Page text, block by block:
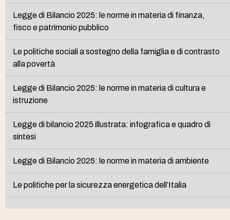
Legge di Bilancio 2025: le norme in materia di finanza,
fisco e patrimonio pubblico
Le politiche sociali a sostegno della famiglia e di contrasto
alla povertà
Legge di Bilancio 2025: le norme in materia di cultura e
istruzione
Legge di bilancio 2025 illustrata: infografica e quadro di
sintesi
Legge di Bilancio 2025: le norme in materia di ambiente
Le politiche per la sicurezza energetica dell’Italia